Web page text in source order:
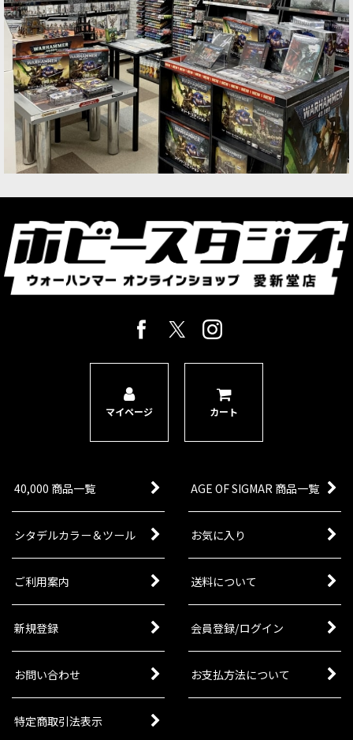
マイページ カート
40,000 商品一覧 AGE OF SIGMAR 商品一覧
シタデルカラー＆ツール お気に入り
ご利用案内 送料について
新規登録 会員登録/ログイン
お問い合わせ お支払方法について
特定商取引法表示